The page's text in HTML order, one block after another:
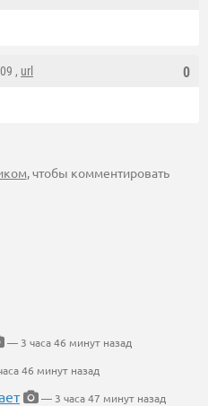
0
, url
, чтобы комментировать
— 3 часа 46 минут назад
46 минут назад
— 3 часа 47 минут назад